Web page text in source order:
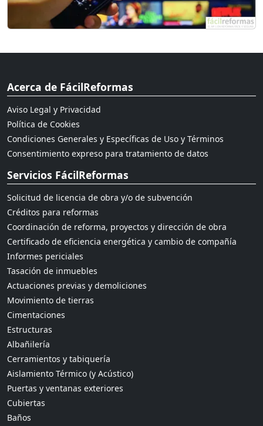
Acerca de FácilReformas
Aviso Legal y Privacidad
Política de Cookies
Condiciones Generales y Específicas de Uso y Términos
Consentimiento expreso para tratamiento de datos
Servicios FácilReformas
Solicitud de licencia de obra y/o de subvención
Créditos para reformas
Coordinación de reforma, proyectos y dirección de obra
Certificado de eficiencia energética y cambio de compañía
Informes periciales
Tasación de inmuebles
Actuaciones previas y demoliciones
Movimiento de tierras
Cimentaciones
Estructuras
Albañilería
Cerramientos y tabiquería
Aislamiento Térmico (y Acústico)
Puertas y ventanas exteriores
Cubiertas
Baños